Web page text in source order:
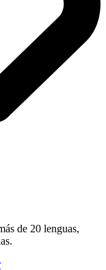
de 20 lenguas,